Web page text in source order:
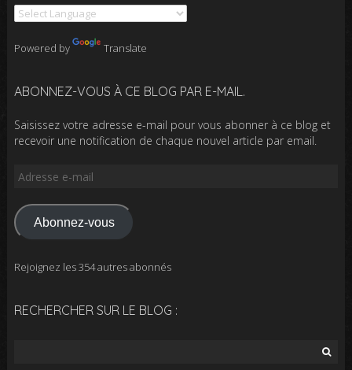
Powered by Translate
ABONNEZ-VOUS À CE BLOG PAR E-MAIL.
Saisissez votre adresse e-mail pour vous abonner à ce blog et
recevoir une notification de chaque nouvel article par email.
Adresse
mail
Abonnez-vous
Rejoignez les 354 autres abonnés
RECHERCHER SUR LE BLOG :